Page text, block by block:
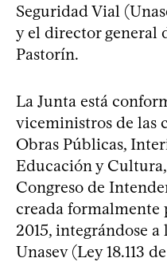
Seguridad Vial
y el director general
Pastorín.
La Junta está
viceministros de las
Obras Públicas,
Educación y
Congreso de
creada formalmente
2015, integrándose
Unasev (Ley 18.113